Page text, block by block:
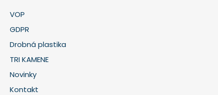
VOP
GDPR
Drobná plastika
TRI KAMENE
Novinky
Kontakt